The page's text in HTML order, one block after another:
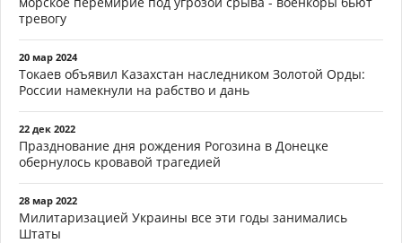
тревогу
20 мар 2024
Токаев объявил Казахстан наследником Золотой Орды:
России намекнули на рабство и дань
22 дек 2022
Празднование дня рождения Рогозина в Донецке
обернулось кровавой трагедией
28 мар 2022
Милитаризацией Украины все эти годы занимались
Штаты